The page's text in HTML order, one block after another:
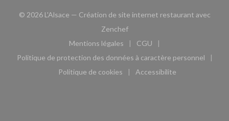
© 2026 L'Alsace — Création de site internet restaurant avec
Zenchef((ouvre une nouvelle fenêtre))
Mentions légales
((ouvre une nouvelle fenêtre))
CGU
((ouvre une nouvelle
Politique de protection des données à caractère personnel
((ouvre une nouvelle fenêtre))
Politique de cookies
((ouvre une nouvelle fenêtre))
Accessibilite